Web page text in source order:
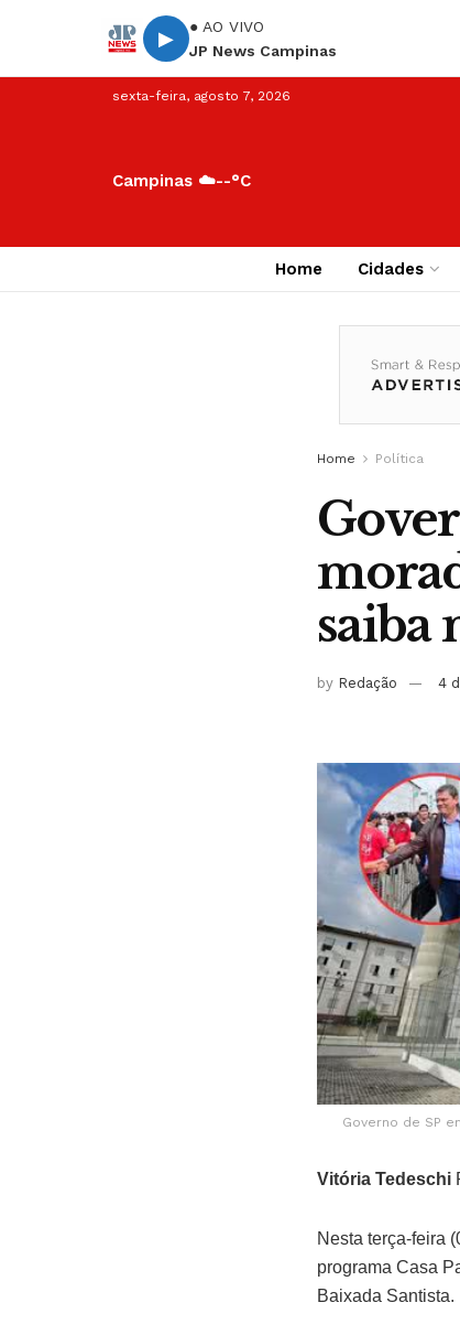
▶
● AO VIVO
JP News Campinas
sexta-feira, agosto 7, 2026
Campinas ☁️--°C
Home Cidades
Home Política
saiba
by Redação 4
Governo de SP
Vitória Tedeschi
Nesta terça-feira
programa Casa
Baixada Santista.